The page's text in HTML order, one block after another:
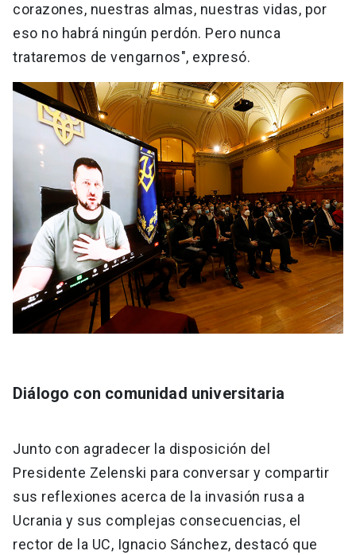
corazones, nuestras almas, nuestras vidas, por
eso no habrá ningún perdón. Pero nunca
trataremos de vengarnos", expresó.
Diálogo con comunidad universitaria
Junto con agradecer la disposición del
Presidente Zelenski para conversar y compartir
sus reflexiones acerca de la invasión rusa a
Ucrania y sus complejas consecuencias, el
rector de la UC, Ignacio Sánchez, destacó que